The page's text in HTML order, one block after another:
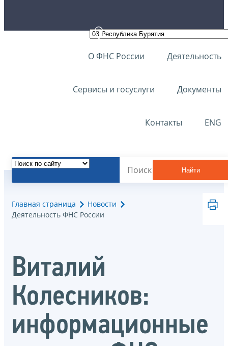
О ФНС России Деятельность
Сервисы и госуслуги Документы
Контакты ENG
Найти
Главная страница
Новости
Деятельность ФНС России
Виталий
Колесников:
информационные